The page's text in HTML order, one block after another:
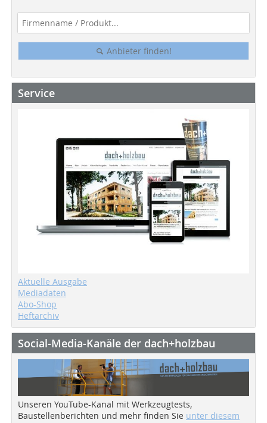
Anbieter finden!
Service
Aktuelle Ausgabe
Mediadaten
Abo-Shop
Heftarchiv
Social-Media-Kanäle der dach+holzbau
Unseren YouTube-Kanal mit Werkzeugtests,
Baustellenberichten und mehr finden Sie unter diesem